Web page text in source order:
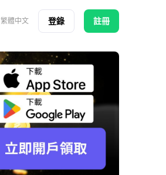
繁體中文 登錄 註冊